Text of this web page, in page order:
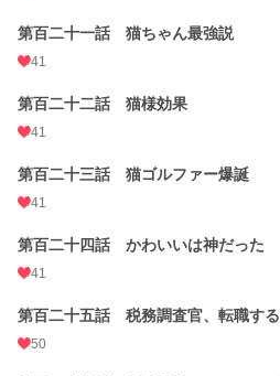
第百二十一話 猫ちゃん最強説
41
第百二十二話 猫様効果
41
第百二十三話 猫ゴルファー爆誕
41
第百二十四話 かわいいは神だった
41
第百二十五話 税務調査官、転職する
50